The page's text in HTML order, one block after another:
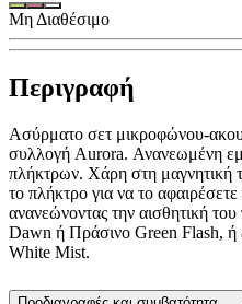
Μη Διαθέσιμο
Περιγραφή
Ασύρματο σετ μικροφώνου-
συλλογή Aurora. Ανανεωμένη
πλήκτρων. Χάρη στη μαγνητική
το πλήκτρο για να το
ανανεώνοντας την αισθητική
Dawn ή Πράσινο Green Flash, ή
White Mist.